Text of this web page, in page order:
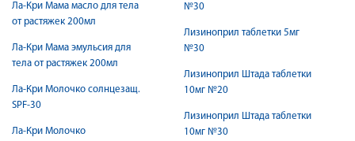
Ла-Кри Мама масло для тела
от растяжек 200мл
Ла-Кри Мама эмульсия для
тела от растяжек 200мл
Ла-Кри Молочко солнцезащ.
SPF-30
Ла-Кри Молочко
№30
Лизиноприл таблетки 5мг
№30
Лизиноприл Штада таблетки
10мг №20
Лизиноприл Штада таблетки
10мг №30